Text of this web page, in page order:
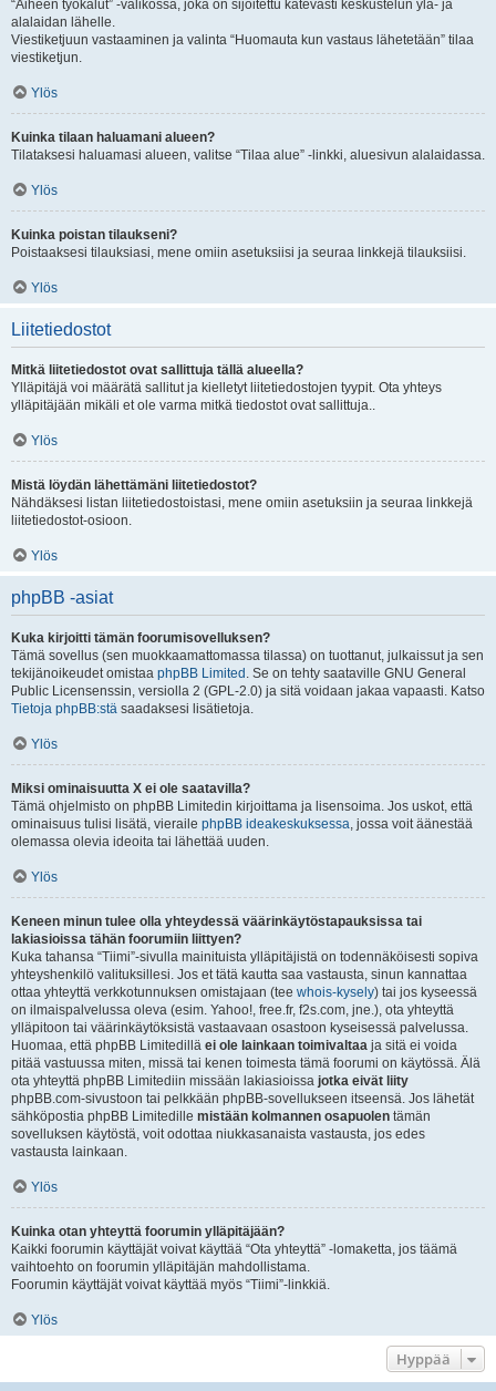
“Aiheen työkalut” -valikossa, joka on sijoitettu kätevästi keskustelun ylä- ja
alalaidan lähelle.
Viestiketjuun vastaaminen ja valinta “Huomauta kun vastaus lähetetään” tilaa
viestiketjun.
Ylös
Kuinka tilaan haluamani alueen?
Tilataksesi haluamasi alueen, valitse “Tilaa alue” -linkki, aluesivun alalaidassa.
Ylös
Kuinka poistan tilaukseni?
Poistaaksesi tilauksiasi, mene omiin asetuksiisi ja seuraa linkkejä tilauksiisi.
Ylös
Liitetiedostot
Mitkä liitetiedostot ovat sallittuja tällä alueella?
Ylläpitäjä voi määrätä sallitut ja kielletyt liitetiedostojen tyypit. Ota yhteys
ylläpitäjään mikäli et ole varma mitkä tiedostot ovat sallittuja..
Ylös
Mistä löydän lähettämäni liitetiedostot?
Nähdäksesi listan liitetiedostoistasi, mene omiin asetuksiin ja seuraa linkkejä
liitetiedostot-osioon.
Ylös
phpBB -asiat
Kuka kirjoitti tämän foorumisovelluksen?
Tämä sovellus (sen muokkaamattomassa tilassa) on tuottanut, julkaissut ja sen
tekijänoikeudet omistaa phpBB Limited . Se on tehty saataville GNU General
Public Licensenssin, versiolla 2 (GPL-2.0) ja sitä voidaan jakaa vapaasti. Katso
Tietoja phpBB:stä saadaksesi lisätietoja.
Ylös
Miksi ominaisuutta X ei ole saatavilla?
Tämä ohjelmisto on phpBB Limitedin kirjoittama ja lisensoima. Jos uskot, että
ominaisuus tulisi lisätä, vieraile phpBB ideakeskuksessa, jossa voit äänestää
olemassa olevia ideoita tai lähettää uuden.
Ylös
Keneen minun tulee olla yhteydessä väärinkäytöstapauksissa tai
lakiasioissa tähän foorumiin liittyen?
Kuka tahansa “Tiimi”-sivulla mainituista ylläpitäjistä on todennäköisesti sopiva
yhteyshenkilö valituksillesi. Jos et tätä kautta saa vastausta, sinun kannattaa
ottaa yhteyttä verkkotunnuksen omistajaan (tee whois-kysely) tai jos kyseessä
on ilmaispalvelussa oleva (esim. Yahoo!, free.fr, f2s.com, jne.), ota yhteyttä
ylläpitoon tai väärinkäytöksistä vastaavaan osastoon kyseisessä palvelussa.
Huomaa, että phpBB Limitedillä ei ole lainkaan toimivaltaa ja sitä ei voida
pitää vastuussa miten, missä tai kenen toimesta tämä foorumi on käytössä. Älä
ota yhteyttä phpBB Limitediin missään lakiasioissa jotka eivät liity
phpBB.com-sivustoon tai pelkkään phpBB-sovellukseen itseensä. Jos lähetät
sähköpostia phpBB Limitedille mistään kolmannen osapuolen tämän
sovelluksen käytöstä, voit odottaa niukkasanaista vastausta, jos edes
vastausta lainkaan.
Ylös
Kuinka otan yhteyttä foorumin ylläpitäjään?
Kaikki foorumin käyttäjät voivat käyttää “Ota yhteyttä” -lomaketta, jos täämä
vaihtoehto on foorumin ylläpitäjän mahdollistama.
Foorumin käyttäjät voivat käyttää myös “Tiimi”-linkkiä.
Ylös
Hyppää